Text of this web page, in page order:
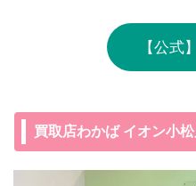
【公式
買取店わかば イオン小